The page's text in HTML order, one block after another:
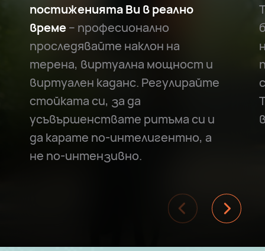
постиженията Ви в реално
време– професионално
проследявайте наклон на
терена, виртуална мощност и
виртуален каданс. Регулирайте
стойката си, за да
усъвършенствате ритъма си и
да карате по-интелигентно, а
не по-интензивно.